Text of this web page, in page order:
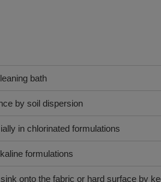
bath
by soil dispersion
in chlorinated formulations
formulations
onto the fabric or hard surface by